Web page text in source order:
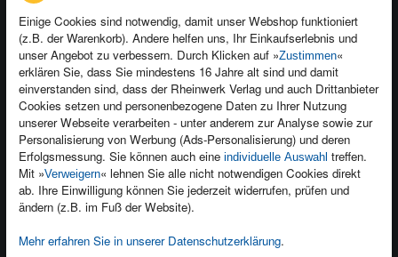
Einige Cookies sind notwendig, damit unser Webshop funktioniert
(z.B. der Warenkorb). Andere helfen uns, Ihr Einkaufserlebnis und
unser Angebot zu verbessern. Durch Klicken auf »Zustimmen«
erklären Sie, dass Sie mindestens 16 Jahre alt sind und damit
einverstanden sind, dass der Rheinwerk Verlag und auch Drittanbieter
Cookies setzen und personenbezogene Daten zu Ihrer Nutzung
unserer Webseite verarbeiten - unter anderem zur Analyse sowie zur
Personalisierung von Werbung (Ads-Personalisierung) und deren
Erfolgsmessung. Sie können auch eine individuelle Auswahl treffen.
Mit »Verweigern« lehnen Sie alle nicht notwendigen Cookies direkt
ab. Ihre Einwilligung können Sie jederzeit widerrufen, prüfen und
ändern (z.B. im Fuß der Website).
Mehr erfahren Sie in unserer Datenschutzerklärung.
Kontakt
Newsletter
Für Unternehmen
Presseservice
Dozentenservice
Produktfeedback
Foreign Rights
Ein Buch schreiben
Kundenservice